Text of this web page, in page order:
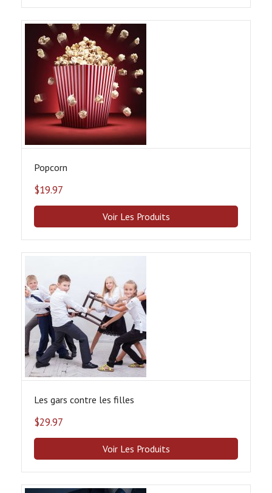
Popcorn
$19.97
Voir Les Produits
Les gars contre les filles
$29.97
Voir Les Produits